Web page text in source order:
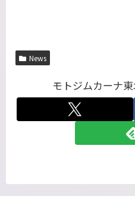
News
モトジムカーナ